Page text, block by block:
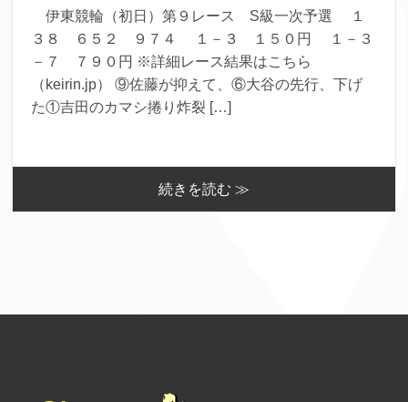
伊東競輪（初日）第９レース S級一次予選 １
３８ ６５２ ９７４ １－３ １５０円 １－３
－７ ７９０円 ※詳細レース結果はこちら
（keirin.jp） ⑨佐藤が抑えて、⑥大谷の先行、下げ
た①吉田のカマシ捲り炸裂 […]
続きを読む ≫